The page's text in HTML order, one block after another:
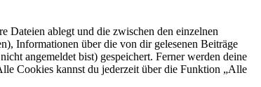
Dateien ablegt und die zwischen den einzelnen
Informationen über die von dir gelesenen Beiträge
angemeldet bist) gespeichert. Ferner werden deine
Cookies kannst du jederzeit über die Funktion „Alle